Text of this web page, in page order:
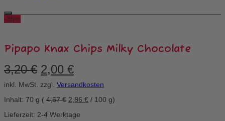
-38%
Pipapo Knax Chips Milky Chocolate
3,20€ Ursprünglicher
Preis
war:
3,20 €
2,00 €Aktueller
Preis
ist:
inkl. MwSt. zzgl. Versandkosten
Inhalt: 70 g ( 4,57€ 2,86 € / 100 g)
Lieferzeit: 2-4 Werktage